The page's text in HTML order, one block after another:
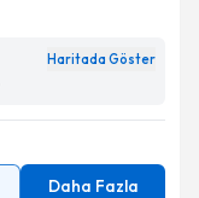
Haritada Göster
Daha Fazla